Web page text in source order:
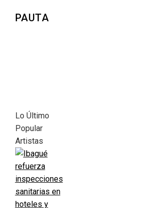
PAUTA
Lo Último
Popular
Artistas